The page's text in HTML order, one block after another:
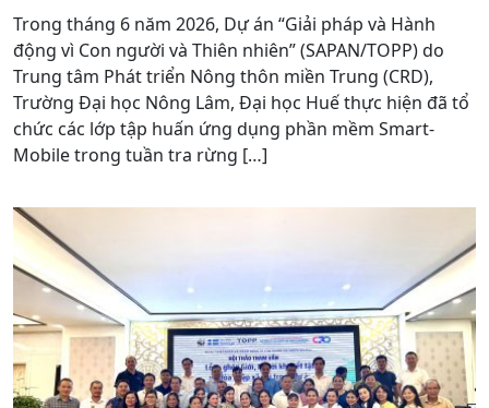
Trong tháng 6 năm 2026, Dự án “Giải pháp và Hành
động vì Con người và Thiên nhiên” (SAPAN/TOPP) do
Trung tâm Phát triển Nông thôn miền Trung (CRD),
Trường Đại học Nông Lâm, Đại học Huế thực hiện đã tổ
chức các lớp tập huấn ứng dụng phần mềm Smart-
Mobile trong tuần tra rừng […]